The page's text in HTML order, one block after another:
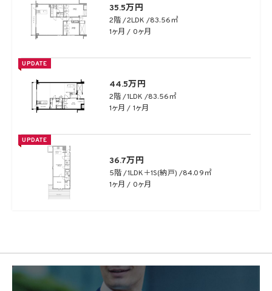
35.5万円
2階 2LDK
83.56㎡
1ヶ月 / 0ヶ月
UPDATE
44.5万円
2階 1LDK
83.56㎡
1ヶ月 / 1ヶ月
UPDATE
36.7万円
5階 1LDK＋1S(納戸)
84.09㎡
1ヶ月 / 0ヶ月